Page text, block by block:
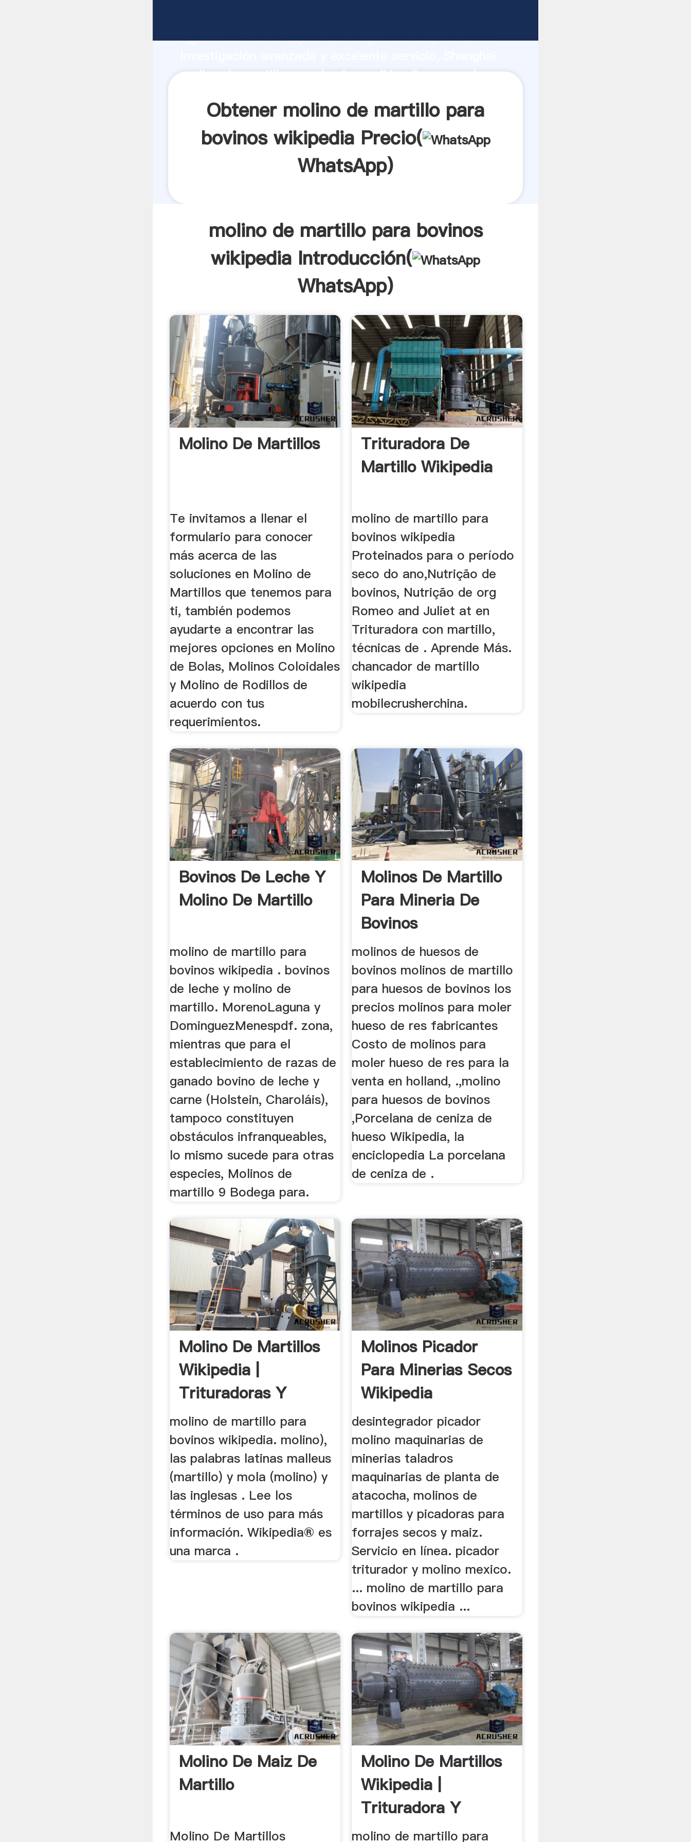
Agarrando fuerte capacidad de producción, fuerza de
molino de martillo para bovinos wikipedia proveedor
Obtener molino de martillo para
bovinos wikipedia Precio(
WhatsApp)
molino de martillo para bovinos
wikipedia Introducción(
WhatsApp)
Molino De Martillos
Te invitamos a llenar el
formulario para conocer
más acerca de las
soluciones en Molino de
Martillos que tenemos para
ti, también podemos
ayudarte a encontrar las
mejores opciones en Molino
de Bolas, Molinos Coloidales
y Molino de Rodillos de
acuerdo con tus
requerimientos.
Trituradora De
Martillo Wikipedia
molino de martillo para
bovinos wikipedia
Proteinados para o período
seco do ano,Nutrição de
bovinos, Nutrição de org
Romeo and Juliet at en
Trituradora con martillo,
técnicas de . Aprende Más.
chancador de martillo
wikipedia
mobilecrusherchina.
Bovinos De Leche Y
Molino De Martillo
molino de martillo para
bovinos wikipedia . bovinos
de leche y molino de
martillo. MorenoLaguna y
DominguezMenespdf. zona,
mientras que para el
establecimiento de razas de
ganado bovino de leche y
carne (Holstein, Charoláis),
tampoco constituyen
obstáculos infranqueables,
lo mismo sucede para otras
especies, Molinos de
martillo 9 Bodega para.
Molinos De Martillo
Para Mineria De
Bovinos
molinos de huesos de
bovinos molinos de martillo
para huesos de bovinos los
precios molinos para moler
hueso de res fabricantes
Costo de molinos para
moler hueso de res para la
venta en holland, .,molino
para huesos de bovinos
,Porcelana de ceniza de
hueso Wikipedia, la
enciclopedia La porcelana
de ceniza de .
Molino De Martillos
Wikipedia |
Trituradoras Y
Molinos
molino de martillo para
bovinos wikipedia. molino),
las palabras latinas malleus
(martillo) y mola (molino) y
las inglesas . Lee los
términos de uso para más
información. Wikipedia® es
una marca .
Molinos Picador
Para Minerias Secos
Wikipedia
desintegrador picador
molino maquinarias de
minerias taladros
maquinarias de planta de
atacocha, molinos de
martillos y picadoras para
forrajes secos y maiz.
Servicio en línea. picador
triturador y molino mexico.
... molino de martillo para
bovinos wikipedia ...
Molino De Maiz De
Martillo
Molino De Martillos
Molino De Martillos
Wikipedia |
Trituradora Y
Molinos
molino de martillo para